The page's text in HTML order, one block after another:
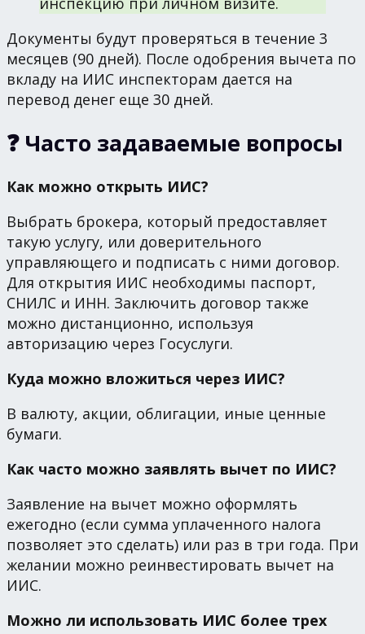
Документы будут проверяться в течение 3
месяцев (90 дней). После одобрения вычета по
вкладу на ИИС инспекторам дается на
перевод денег еще 30 дней.
❓ Часто задаваемые вопросы
Как можно открыть ИИС?
Выбрать брокера, который предоставляет
такую услугу, или доверительного
управляющего и подписать с ними договор.
Для открытия ИИС необходимы паспорт,
СНИЛС и ИНН. Заключить договор также
можно дистанционно, используя
авторизацию через Госуслуги.
Куда можно вложиться через ИИС?
В валюту, акции, облигации, иные ценные
бумаги.
Как часто можно заявлять вычет по ИИС?
Заявление на вычет можно оформлять
ежегодно (если сумма уплаченного налога
позволяет это сделать) или раз в три года. При
желании можно реинвестировать вычет на
ИИС.
Можно ли использовать ИИС более трех